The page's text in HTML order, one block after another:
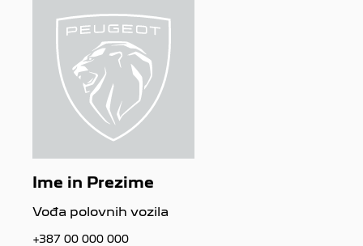
Ime in Prezime
Vođa polovnih vozila
+387 00 000 000